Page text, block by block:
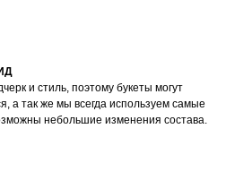
и стиль, поэтому букеты могут
а так же мы всегда используем самые
небольшие изменения состава.